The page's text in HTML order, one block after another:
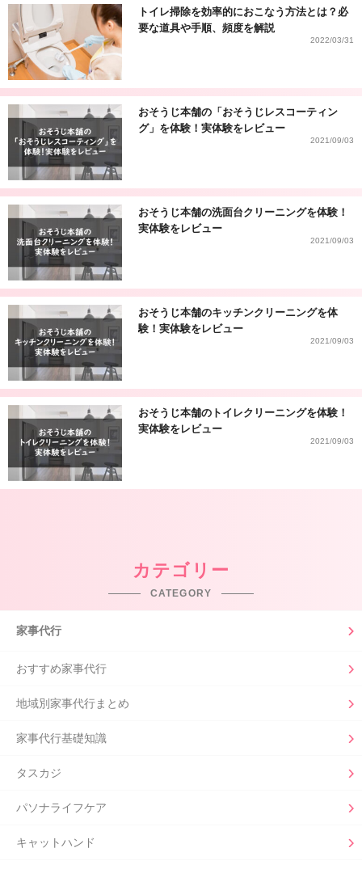
トイレ掃除を効率的におこなう方法とは？必
要な道具や手順、頻度を解説
2022/03/31
おそうじ本舗の「おそうじレスコーティン
グ」を体験！実体験をレビュー
2021/09/03
おそうじ本舗の洗面台クリーニングを体験！
実体験をレビュー
2021/09/03
おそうじ本舗のキッチンクリーニングを体
験！実体験をレビュー
2021/09/03
おそうじ本舗のトイレクリーニングを体験！
実体験をレビュー
2021/09/03
カテゴリー
CATEGORY
家事代行
おすすめ家事代行
地域別家事代行まとめ
家事代行基礎知識
タスカジ
パソナライフケア
キャットハンド